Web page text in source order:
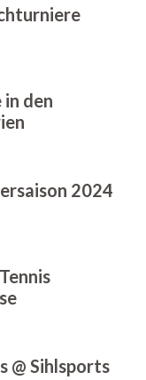
den
2024
@ Sihlsports